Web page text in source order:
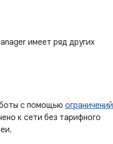
имеет ряд других
с помощью ограничений
к сети без тарифного